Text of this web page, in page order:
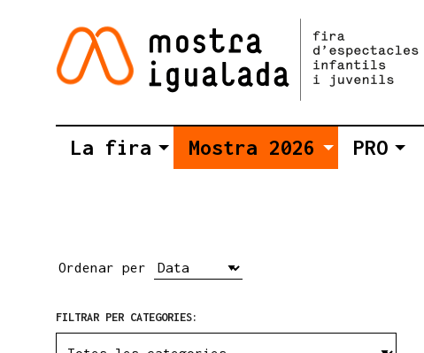
La fira Mostra 2026 PRO
Ordenar per
FILTRAR PER CATEGORIES: